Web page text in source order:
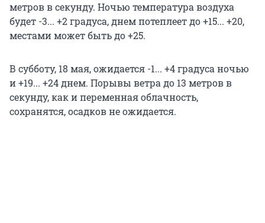
метров в секунду. Ночью температура воздуха
будет -3... +2 градуса, днем потеплеет до +15... +20,
местами может быть до +25.
В субботу, 18 мая, ожидается -1... +4 градуса ночью
и +19... +24 днем. Порывы ветра до 13 метров в
секунду, как и переменная облачность,
сохранятся, осадков не ожидается.